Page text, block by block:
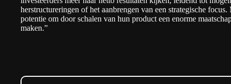
herstructureringen of het aanbrengen van een strategische
potentie om door schalen van hun product een enorme
maken.”